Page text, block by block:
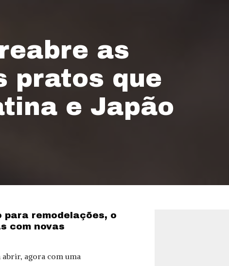
as
pratos que
e Japão
para remodelações, o
com novas
abrir, agora com uma